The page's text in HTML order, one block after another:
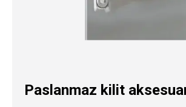
Paslanmaz kilit